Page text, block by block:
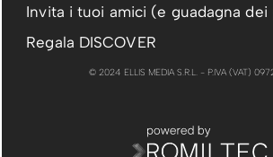
Invita i tuoi amici (e guadagna dei
Regala DISCOVER
© 2024 ELLIS MEDIA S.R.L. - P.IVA (VAT)